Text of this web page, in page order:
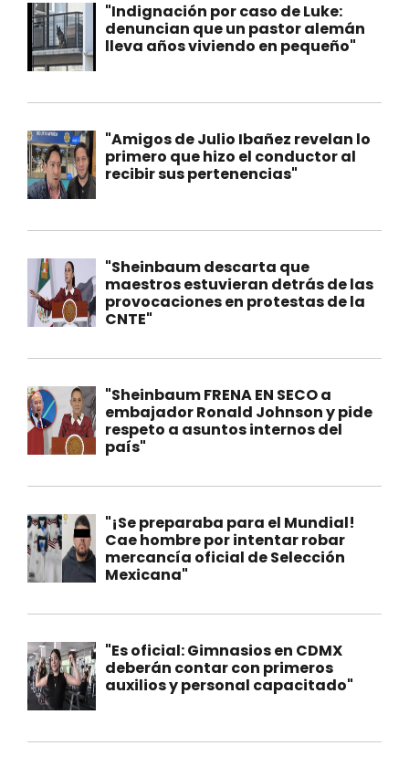
"Indignación por caso de Luke:
denuncian que un pastor alemán
lleva años viviendo en pequeño"
"Amigos de Julio Ibañez revelan lo
primero que hizo el conductor al
recibir sus pertenencias"
"Sheinbaum descarta que
maestros estuvieran detrás de las
provocaciones en protestas de la
CNTE"
"Sheinbaum FRENA EN SECO a
embajador Ronald Johnson y pide
respeto a asuntos internos del
país"
"¡Se preparaba para el Mundial!
Cae hombre por intentar robar
mercancía oficial de Selección
Mexicana"
"Es oficial: Gimnasios en CDMX
deberán contar con primeros
auxilios y personal capacitado"